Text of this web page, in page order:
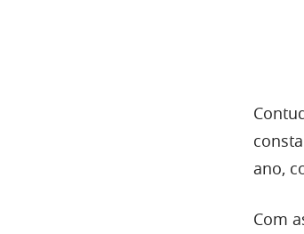
ano,
Com